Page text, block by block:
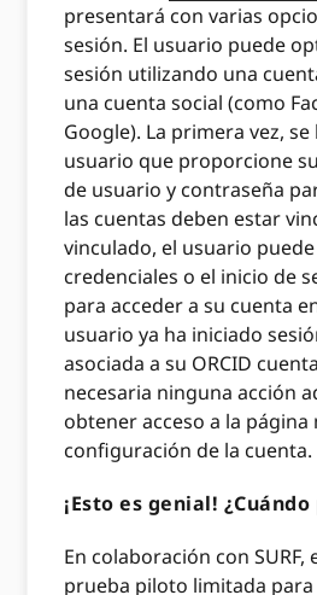
presentará con varias
sesión. El usuario puede
sesión utilizando una
una cuenta social (como
Google). La primera vez,
usuario que proporcione
de usuario y contraseña
las cuentas deben estar
vinculado, el usuario
credenciales o el inicio de
para acceder a su cuenta
usuario ya ha iniciado
asociada a su ORCID
necesaria ninguna acción
obtener acceso a la página
configuración de la cuenta.
¡Esto es genial!
En colaboración con
prueba piloto limitada